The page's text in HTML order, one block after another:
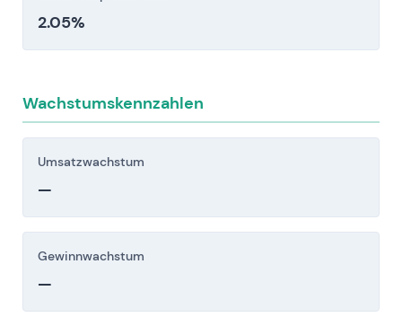
2.05%
Wachstumskennzahlen
Umsatzwachstum
—
Gewinnwachstum
—